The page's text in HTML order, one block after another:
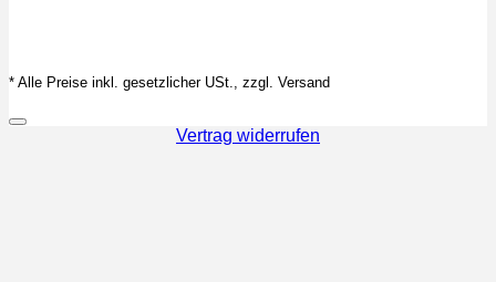
* Alle Preise inkl. gesetzlicher USt., zzgl. Versand
Vertrag widerrufen